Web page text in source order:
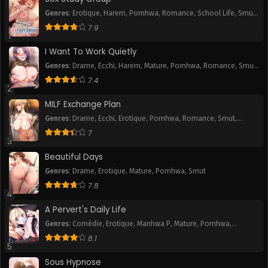
Chapitre 120
September 21, 2024
Chapitre 119
Chapitre 118
September 21, 2024 September 21, 2024
September 21, 2024
Chapitre 114
September 21, 2024
Chapitre 112
September 21, 2024
Chapitre 111
Chapitre 110
September 21, 2024 September 21, 2024
Chapitre 108
September 21, 2024
1
Genres: Erotique, Harem, Pornhwa, Romance, School Life, Smut,
Webtoon
7.9
2
I Want To Work Quietly
Genres: Drame, Ecchi, Harem, Mature, Pornhwa, Romance, Smut,
Webtoon
7.4
3
MILF Exchange Plan
Genres: Drame, Ecchi, Erotique, Pornhwa, Romance, Smut,
Webtoon
7
4
Beautiful Days
Genres: Drame, Erotique, Mature, Pornhwa, Smut
7.8
5
A Pervert's Daily Life
Genres: Comédie, Erotique, Manhwa P, Mature, Pornhwa,
Romance,Slice of Life
8.1
Sous Hypnose